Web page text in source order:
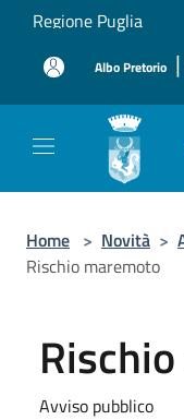
Salta al contenuto
Regione Puglia
Albo Pretorio |
Home > Novità >
Rischio maremoto
Avviso pubblico